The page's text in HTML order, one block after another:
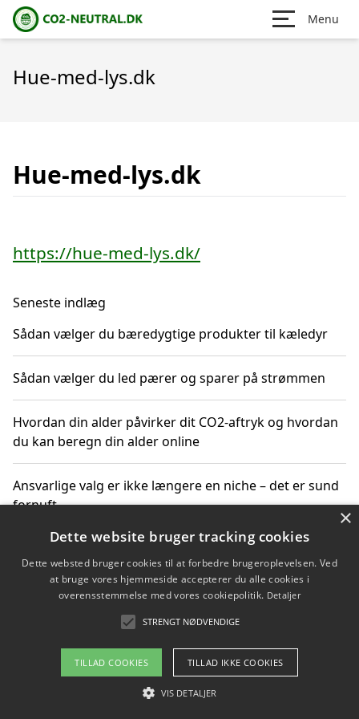
Menu
Hue-med-lys.dk
Hue-med-lys.dk
https://hue-med-lys.dk/
Seneste indlæg
Sådan vælger du bæredygtige produkter til kæledyr
Sådan vælger du led pærer og sparer på strømmen
Hvordan din alder påvirker dit CO2-aftryk og hvordan
du kan beregn din alder online
Ansvarlige valg er ikke længere en niche – det er sund
fornuft
Sådan kan du handle bæredygtigt og bestil med
faktura
Om / kontakt
Blog Betingelser
×
Dette website bruger tracking cookies
Dette websted bruger cookies til at forbedre brugeroplevelsen. Ved
at bruge vores hjemmeside accepterer du alle cookies i
overensstemmelse med vores cookiepolitik. Detaljer
STRENGT NØDVENDIGE
TILLAD COOKIES TILLAD IKKE COOKIES
VIS DETALJER